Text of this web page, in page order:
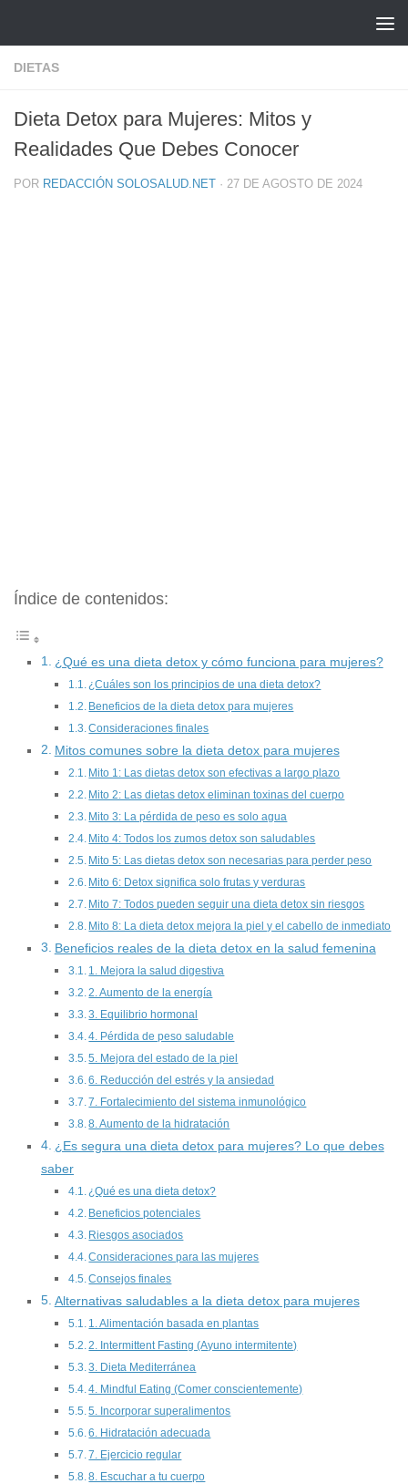
DIETAS
Dieta Detox para Mujeres: Mitos y
Realidades Que Debes Conocer
POR REDACCIÓN SOLOSALUD.NET · 27 DE AGOSTO DE 2024
Índice de contenidos:
¿Qué es una dieta detox y cómo funciona para mujeres?
¿Cuáles son los principios de una dieta detox?
Beneficios de la dieta detox para mujeres
Consideraciones finales
Mitos comunes sobre la dieta detox para mujeres
Mito 1: Las dietas detox son efectivas a largo plazo
Mito 2: Las dietas detox eliminan toxinas del cuerpo
Mito 3: La pérdida de peso es solo agua
Mito 4: Todos los zumos detox son saludables
Mito 5: Las dietas detox son necesarias para perder peso
Mito 6: Detox significa solo frutas y verduras
Mito 7: Todos pueden seguir una dieta detox sin riesgos
Mito 8: La dieta detox mejora la piel y el cabello de inmediato
Beneficios reales de la dieta detox en la salud femenina
1. Mejora la salud digestiva
2. Aumento de la energía
3. Equilibrio hormonal
4. Pérdida de peso saludable
5. Mejora del estado de la piel
6. Reducción del estrés y la ansiedad
7. Fortalecimiento del sistema inmunológico
8. Aumento de la hidratación
¿Es segura una dieta detox para mujeres? Lo que debes
saber
¿Qué es una dieta detox?
Beneficios potenciales
Riesgos asociados
Consideraciones para las mujeres
Consejos finales
Alternativas saludables a la dieta detox para mujeres
1. Alimentación basada en plantas
2. Intermittent Fasting (Ayuno intermitente)
3. Dieta Mediterránea
4. Mindful Eating (Comer conscientemente)
5. Incorporar superalimentos
6. Hidratación adecuada
7. Ejercicio regular
8. Escuchar a tu cuerpo